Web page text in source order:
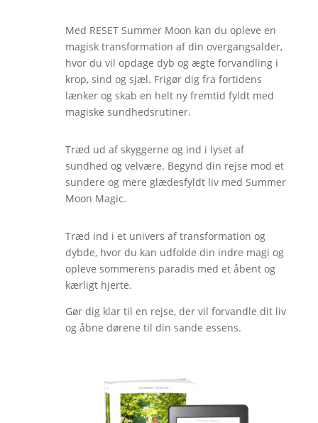
Med RESET Summer Moon kan du opleve en
magisk transformation af din overgangsalder,
hvor du vil opdage dyb og ægte forvandling i
krop, sind og sjæl. Frigør dig fra fortidens
lænker og skab en helt ny fremtid fyldt med
magiske sundhedsrutiner.
Træd ud af skyggerne og ind i lyset af
sundhed og velvære. Begynd din rejse mod et
sundere og mere glædesfyldt liv med Summer
Moon Magic.
Træd ind i et univers af transformation og
dybde, hvor du kan udfolde din indre magi og
opleve sommerens paradis med et åbent og
kærligt hjerte.
Gør dig klar til en rejse, der vil forvandle dit liv
og åbne dørene til din sande essens.